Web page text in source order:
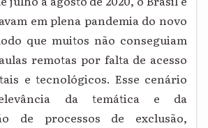
em plena pandemia do novo
que muitos não conseguiam
remotas por falta de acesso
e tecnológicos. Esse cenário
da temática e da
de processos de exclusão,